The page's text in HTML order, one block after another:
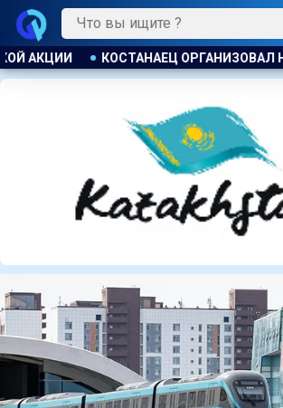
ВЫДАЧУ ЗАЙМОВ ПОД 120 % ГОДОВЫХ